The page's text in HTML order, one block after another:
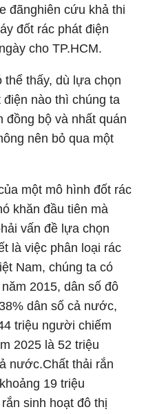
đãnghiên cứu khả thi
đốt rác phát điện
cho TP.HCM.
thấy, dù lựa chọn
nào thì chúng ta
đồng bộ và nhất quán
nên bỏ qua một
một mô hình đốt rác
khăn đầu tiên mà
vấn đề lựa chọn
là việc phân loại rác
Nam, chúng ta có
2015, dân số đô
dân số cả nước,
triệu người chiếm
2025 là 52 triệu
nước.Chất thải rắn
19 triệu
sinh hoạt đô thị